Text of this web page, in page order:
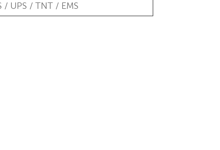
/ UPS / TNT / EMS